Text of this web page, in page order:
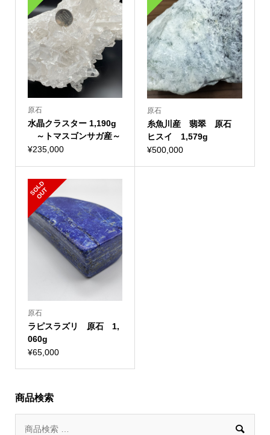
原石
水晶クラスター 1,190g
～トマスゴンサガ産～
¥235,000
原石
糸魚川産 翡翠 原石
ヒスイ 1,579g
¥500,000
S
O
L
D
O
U
T
原石
ラピスラズリ 原石 1,
060g
¥65,000
商品検索
